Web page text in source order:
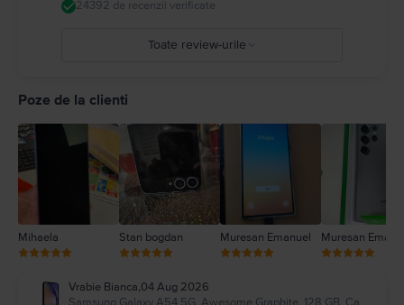
24392 de recenzii verificate
Toate review-urile
2
1
Poze de la clienti
Mihaela Stan bogdan Muresan Emanuel Muresan
Vrabie Bianca,04 Aug 2026
Samsung Galaxy A54 5G, Awesome Graphite, 128 GB, Ca